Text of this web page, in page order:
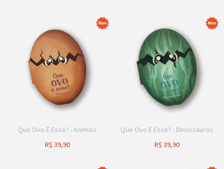
Que Ovo É Esse? - Animais
R$ 39,90
Que Ovo É Esse? - Dinossauros
R$ 39,90